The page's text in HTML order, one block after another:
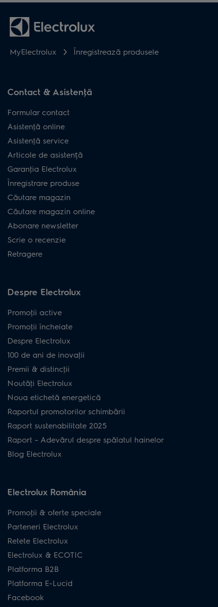
MyElectrolux Înregistrează produsele
Contact & Asistenţă
Formular contact
Asistenţă online
Asistenţă service
Articole de asistență
Garanţia Electrolux
Înregistrare produse
Căutare magazin
Căutare magazin online
Abonare newsletter
Scrie o recenzie
Retragere
Despre Electrolux
Promoţii active
Promoţii încheiate
Despre Electrolux
100 de ani de inovaţii
Premii & distincţii
Noutăţi Electrolux
Noua etichetă energetică
Raportul promotorilor schimbării
Raport sustenabilitate 2025
Raport – Adevărul despre spălatul hainelor
Blog Electrolux
Electrolux România
Promoţii & oferte speciale
Parteneri Electrolux
Retete Electrolux
Electrolux & ECOTIC
Platforma B2B
Platforma E-Lucid
Facebook